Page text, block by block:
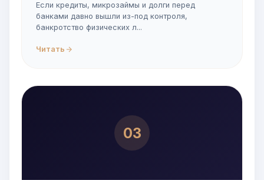
Если кредиты, микрозаймы и долги перед
банками давно вышли из-под контроля,
банкротство физических л...
Читать
03